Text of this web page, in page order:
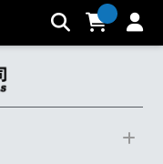
美容材料